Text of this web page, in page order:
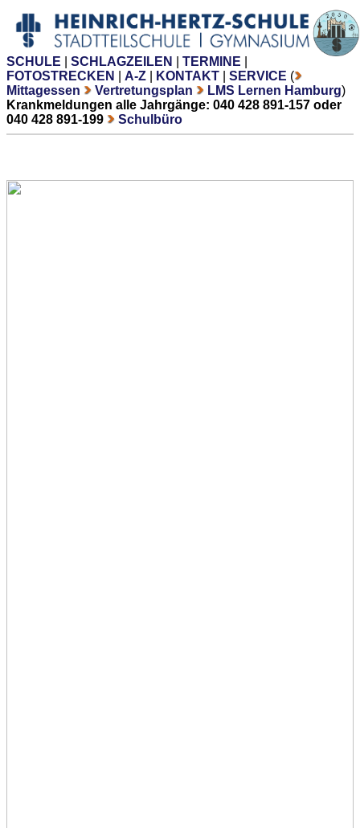
SCHULE SCHLAGZEILEN TERMINE
FOTOSTRECKEN
A-Z KONTAKT SERVICE (
Mittagessen
Vertretungsplan LMS Lernen Hamburg)
Krankmeldungen alle Jahrgänge: 040 428 891-157 oder
040 428 891-199
Schulbüro